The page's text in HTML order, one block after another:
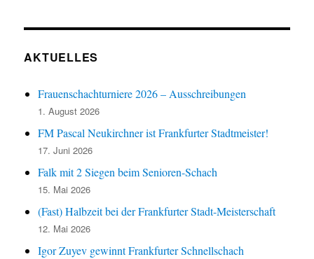
AKTUELLES
Frauenschachturniere 2026 – Ausschreibungen
1. August 2026
FM Pascal Neukirchner ist Frankfurter Stadtmeister!
17. Juni 2026
Falk mit 2 Siegen beim Senioren-Schach
15. Mai 2026
(Fast) Halbzeit bei der Frankfurter Stadt-Meisterschaft
12. Mai 2026
Igor Zuyev gewinnt Frankfurter Schnellschach